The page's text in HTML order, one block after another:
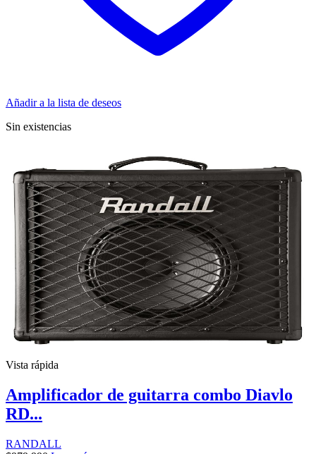
Añadir a la lista de deseos
Sin existencias
Vista rápida
Amplificador de guitarra combo Diavlo
RD...
RANDALL